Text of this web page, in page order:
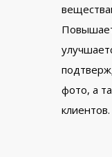
фото, а
клиентов.